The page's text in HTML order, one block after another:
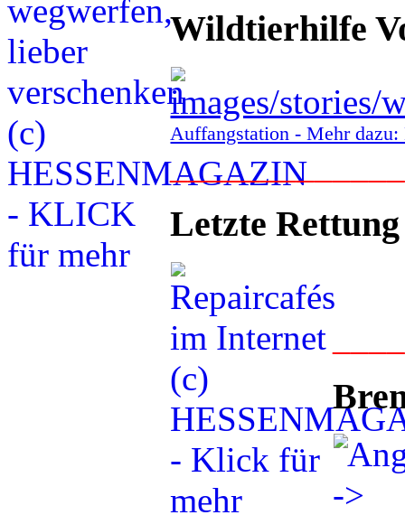
Wildtierhilfe
Auffangstation - Mehr
Letzte